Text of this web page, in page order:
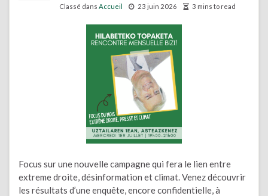
Classé dans Accueil 23 juin 2026 3 mins to read
Focus sur une nouvelle campagne qui fera le lien entre
extreme droite, désinformation et climat. Venez découvrir
les résultats d’une enquête, encore confidentielle, à